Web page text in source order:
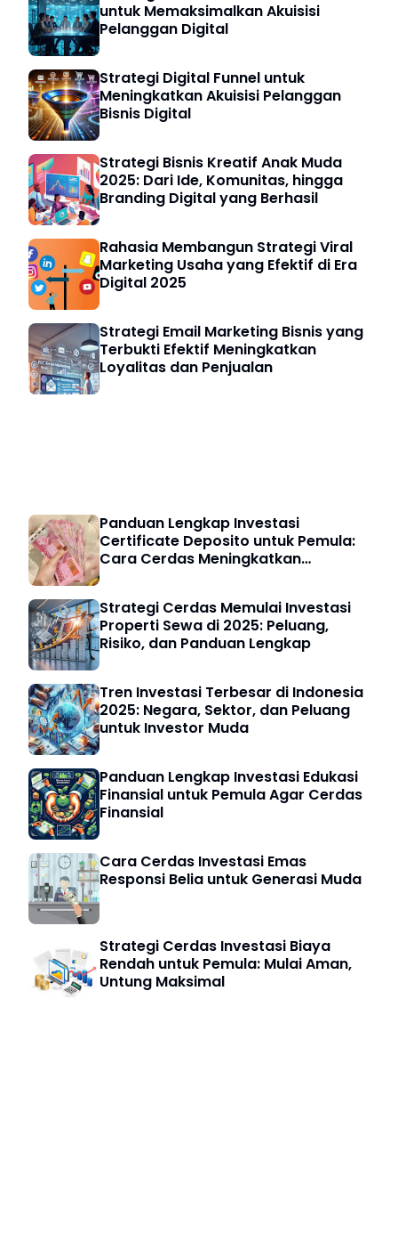
untuk Memaksimalkan Akuisisi
Pelanggan Digital
Strategi Digital Funnel untuk
Meningkatkan Akuisisi Pelanggan
Bisnis Digital
Strategi Bisnis Kreatif Anak Muda
2025: Dari Ide, Komunitas, hingga
Branding Digital yang Berhasil
Rahasia Membangun Strategi Viral
Marketing Usaha yang Efektif di Era
Digital 2025
Strategi Email Marketing Bisnis yang
Terbukti Efektif Meningkatkan
Loyalitas dan Penjualan
Panduan Lengkap Investasi
Certificate Deposito untuk Pemula:
Cara Cerdas Meningkatkan
Strategi Cerdas Memulai Investasi
Properti Sewa di 2025: Peluang,
Risiko, dan Panduan Lengkap
Tren Investasi Terbesar di Indonesia
2025: Negara, Sektor, dan Peluang
untuk Investor Muda
Panduan Lengkap Investasi Edukasi
Finansial untuk Pemula Agar Cerdas
Finansial
Cara Cerdas Investasi Emas
Responsi Belia untuk Generasi Muda
Strategi Cerdas Investasi Biaya
Rendah untuk Pemula: Mulai Aman,
Untung Maksimal